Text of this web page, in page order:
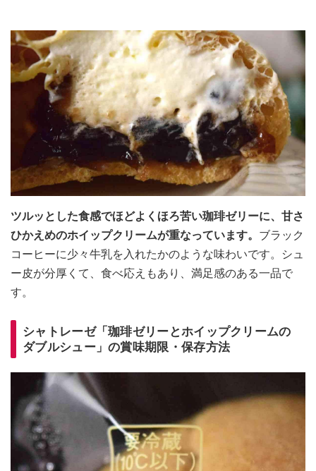
ツルッとした食感でほどよくほろ苦い珈琲ゼリーに、甘さ
ひかえめのホイップクリームが重なっています。 ブラック
コーヒーに少々牛乳を入れたかのような味わいです。シュ
ー皮が分厚くて、食べ応えもあり、満足感のある一品で
す。
シャトレーゼ「珈琲ゼリーとホイップクリームの
ダブルシュー」の賞味期限・保存方法